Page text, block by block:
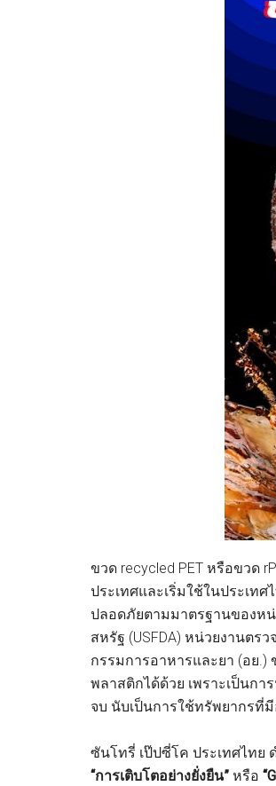
ขวด recycled PET หรือขวด
ประเทศและเริ่มใช้ในประเท
ปลอดภัยตามมาตรฐานของห
สหรัฐ (USFDA) หน่วยงานต
กรรมการอาหารและยา (อย.)
พลาสติกได้ด้วย เพราะเป็นก
จบ นับเป็นการใช้ทรัพยากรที่
ซันโทรี่ เป๊ปซี่โค ประเทศไทย
“การเติบโตอย่างยั่งยืน” หรือ